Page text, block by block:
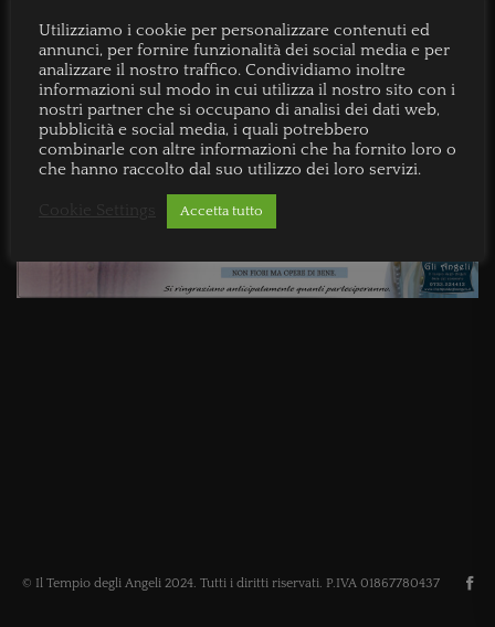
© Il Tempio degli Angeli 2024. Tutti i diritti riservati. P.IVA 01867780437
Utilizziamo i cookie per personalizzare contenuti ed
annunci, per fornire funzionalità dei social media e per
analizzare il nostro traffico. Condividiamo inoltre
informazioni sul modo in cui utilizza il nostro sito con i
nostri partner che si occupano di analisi dei dati web,
pubblicità e social media, i quali potrebbero
combinarle con altre informazioni che ha fornito loro o
che hanno raccolto dal suo utilizzo dei loro servizi.
Accetta tutto